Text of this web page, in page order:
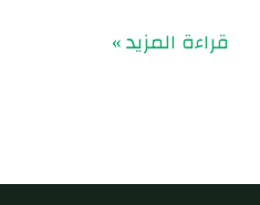
قراءة المزيد »